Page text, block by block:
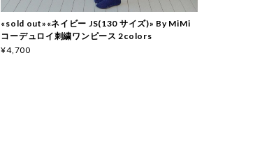
«sold out»«ネイビー JS(130 サイズ)» By MiMi
コーデュロイ刺繍ワンピース 2colors
¥4,700